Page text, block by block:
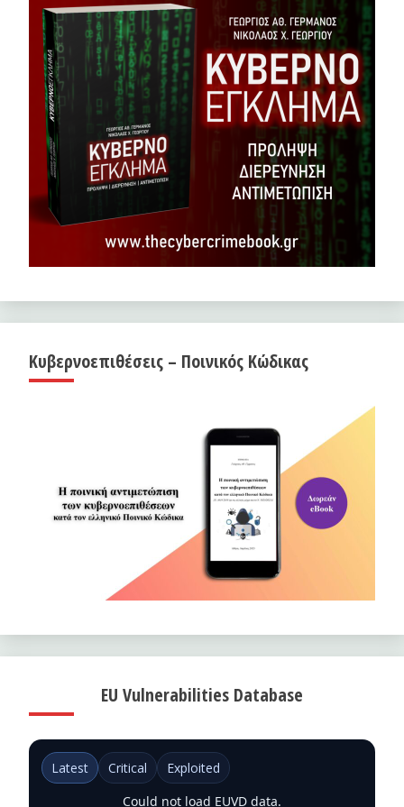
Κυβερνοεπιθέσεις – Ποινικός Κώδικας
EU Vulnerabilities Database
Latest Critical
Exploited
Could not load EUVD data.